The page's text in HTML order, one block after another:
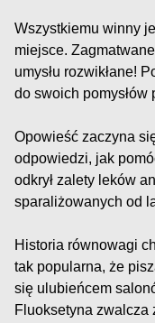
Wszystkiemu winny
miejsce.
umysłu rozwikłane!
do swoich pomysłów
Opowieść zaczyna
odpowiedzi, jak
odkrył zalety leków
sparaliżowanych od
Historia równowagi
tak popularna, że
się ulubieńcem
Fluoksetyna zwalcza